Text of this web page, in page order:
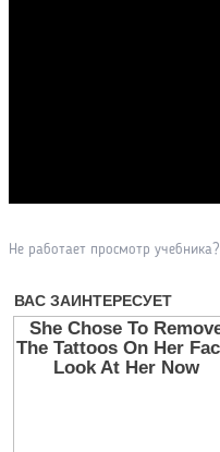
Не работает просмотр учебника?